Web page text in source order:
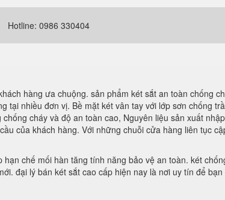
Hotline: 0986 330404
hàng ưa chuộng. sản phẩm két sắt an toàn chống
tại nhiều đơn vị. Bề mặt két vân tay với lớp sơn chống
cháy và độ an toàn cao, Nguyên liệu sản xuất
của khách hàng. Với những chuỗi cửa hàng liên tục
chế mối hàn tăng tính năng bảo vệ an toàn. két
đại lý bán két sắt cao cấp hiện nay là nơi uy tín để